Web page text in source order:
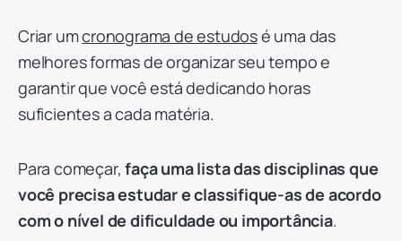
Criar umcronograma de estudosé uma das
melhores formas de organizar seu tempo e
garantir que você está dedicando horas
suficientes a cada matéria.
Para começar,faça uma lista das disciplinas que
você precisa estudar e classifique-as de acordo
com o nível de dificuldade ou importância.